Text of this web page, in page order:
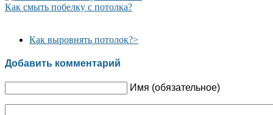
Как смыть побелку с потолка?
Как выровнять потолок?>
Добавить комментарий
Имя (обязательное)